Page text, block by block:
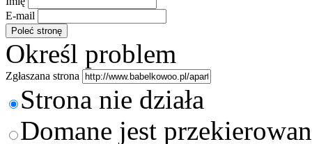
E-mail
Określ problem
Zgłaszana strona
Strona nie działa
Domane jest